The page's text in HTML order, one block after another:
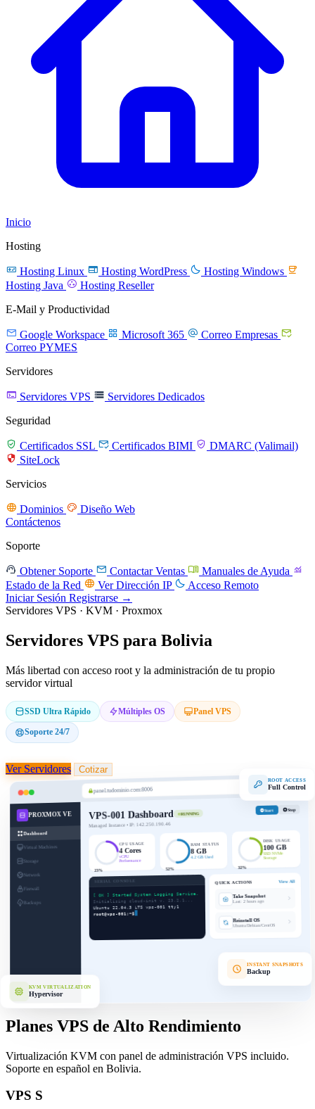
Inicio
Hosting
 Hosting Linux  Hosting WordPress  Hosting Windows 
Hosting Java  Hosting Reseller
E-Mail y Productividad
 Google Workspace  Microsoft 365  Correo Empresas 
Correo PYMES
Servidores
 Servidores VPS  Servidores Dedicados
Seguridad
 Certificados SSL  Certificados BIMI  DMARC (Valimail)
 SiteLock
Servicios
 Dominios  Diseño Web
Contáctenos
Soporte
 Obtener Soporte  Contactar Ventas  Manuales de Ayuda 
Estado de la Red  Ver Dirección IP  Acceso Remoto
Iniciar Sesión Registrarse →
Servidores VPS · KVM · Proxmox
Servidores VPS para Bolivia
Más libertad con acceso root y la administración de tu propio
servidor virtual
SSD Ultra Rápido Múltiples OS Panel VPS
Soporte 24/7
Ver Servidores Cotizar
ROOT ACCESS
Full Control
KVM VIRTUALIZATION
Hypervisor
INSTANT SNAPSHOTS
Backup
panel.tudominio.com:8006
PROXMOX VE
Dashboard
Virtual Machines
Storage
Network
Firewall
Backups
VPS-001 Dashboard RUNNING
Managed Instance • IP: 142.250.190.46
Start Stop
23%
CPU USAGE
4 Cores
vCPU
Performance
52%
RAM STATUS
8 GB
4.2 GB Used
32%
DISK USAGE
100 GB
SSD NVMe
Storage
SERIAL CONSOLE
[ OK ] Started System Logging Service.
Initialising cloud-init v. 23.2.1...
Ubuntu 22.04.3 LTS vps-001 tty1
root@vps-001:~$
QUICK ACTIONS View All
Take Snapshot
Last: 2 hours ago
Reinstall OS
Ubuntu/Debian/CentOS
Planes VPS de Alto Rendimiento
Virtualización KVM con panel de administración VPS incluido.
Soporte en español en Bolivia.
VPS S